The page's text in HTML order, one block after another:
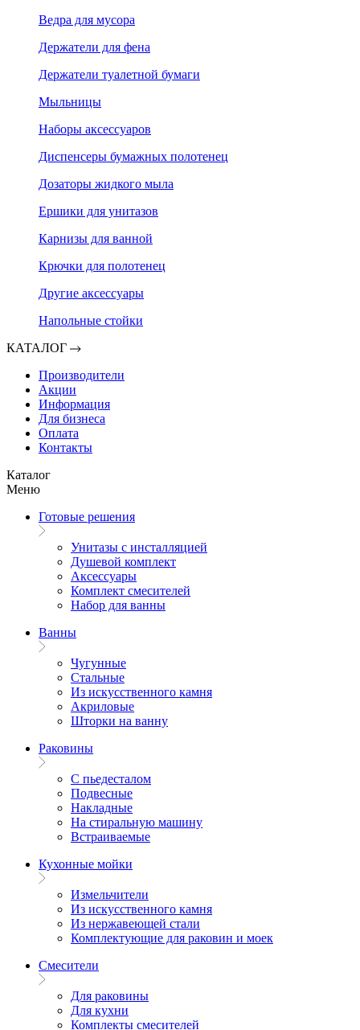
Ведра для мусора
Держатели для фена
Держатели туалетной бумаги
Мыльницы
Наборы аксессуаров
Диспенсеры бумажных полотенец
Дозаторы жидкого мыла
Ершики для унитазов
Карнизы для ванной
Крючки для полотенец
Другие аксессуары
Напольные стойки
КАТАЛОГ
Производители
Акции
Информация
Для бизнеса
Оплата
Контакты
Каталог
Меню
Готовые решения
Унитазы с инсталляцией
Душевой комплект
Аксессуары
Комплект смесителей
Набор для ванны
Ванны
Чугунные
Стальные
Из искусственного камня
Акриловые
Шторки на ванну
Раковины
С пьедесталом
Подвесные
Накладные
На стиральную машину
Встраиваемые
Кухонные мойки
Измельчители
Из искусственного камня
Из нержавеющей стали
Комплектующие для раковин и моек
Смесители
Для раковины
Для кухни
Комплекты смесителей